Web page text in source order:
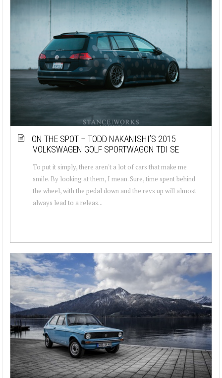
ON THE SPOT – TODD NAKANISHI’S 2015
VOLKSWAGEN GOLF SPORTWAGON TDI SE
To put it simply, there aren't a lot of cars that make me
smile. By looking at them, I mean. Sure, time spent behind
the wheel, with the pedal down and the revs up will almost
always lead to a releas...